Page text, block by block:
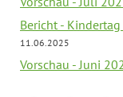
Bericht -
11.06.2025
Vorschau - Juni